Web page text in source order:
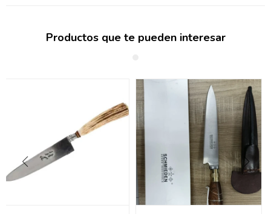
Productos que te pueden interesar